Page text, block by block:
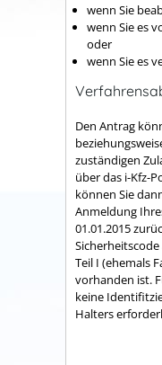
wenn Sie
wenn Sie es
oder
wenn Sie es
Den Antrag
zuständigen
über das i-Kfz-
können Sie
Anmeldung
01.01.2015
Teil I (ehemals
vorhanden ist.
keine
Halters